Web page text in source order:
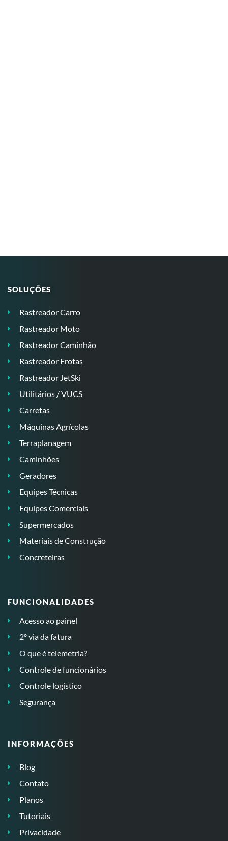
SOLUÇÕES
Rastreador Carro
Rastreador Moto
Rastreador Caminhão
Rastreador Frotas
Rastreador JetSki
Utilitários / VUCS
Carretas
Máquinas Agrícolas
Terraplanagem
Caminhões
Geradores
Equipes Técnicas
Equipes Comerciais
Supermercados
Materiais de Construção
Concreteiras
FUNCIONALIDADES
Acesso ao painel
2º via da fatura
O que é telemetria?
Controle de funcionários
Controle logístico
Segurança
INFORMAÇÕES
Blog
Contato
Planos
Tutoriais
Privacidade